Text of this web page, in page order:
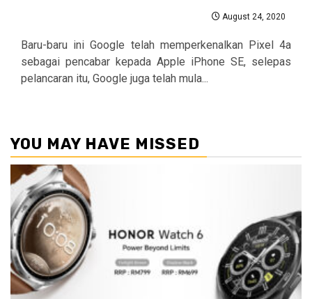
August 24, 2020
Baru-baru ini Google telah memperkenalkan Pixel 4a
sebagai pencabar kepada Apple iPhone SE, selepas
pelancaran itu, Google juga telah mula...
YOU MAY HAVE MISSED